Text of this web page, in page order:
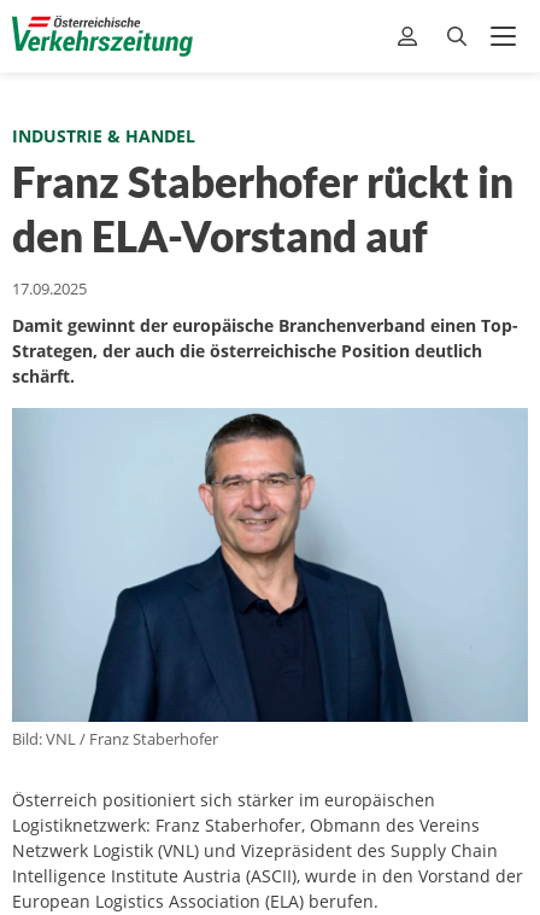
INDUSTRIE & HANDEL
Franz Staberhofer rückt in
den ELA-Vorstand auf
17.09.2025
Damit gewinnt der europäische Branchenverband einen Top-
Strategen, der auch die österreichische Position deutlich
schärft.
Bild: VNL / Franz Staberhofer
Österreich positioniert sich stärker im europäischen
Logistiknetzwerk: Franz Staberhofer, Obmann des Vereins
Netzwerk Logistik (VNL) und Vizepräsident des Supply Chain
Intelligence Institute Austria (ASCII), wurde in den Vorstand der
European Logistics Association (ELA) berufen.